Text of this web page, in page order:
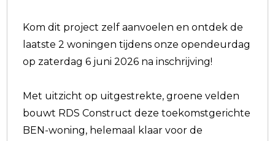
Kom dit project zelf aanvoelen en ontdek de
laatste 2 woningen tijdens onze opendeurdag
op zaterdag 6 juni 2026 na inschrijving!
Met uitzicht op uitgestrekte, groene velden
bouwt RDS Construct deze toekomstgerichte
BEN-woning, helemaal klaar voor de